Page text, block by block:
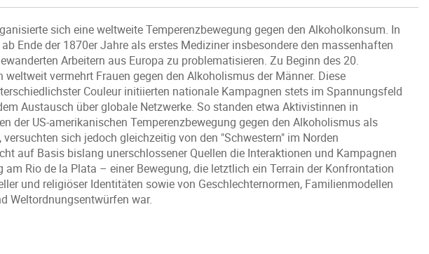
sich eine weltweite Temperenzbewegung gegen den Alkoholkonsum. In
Ende der 1870er Jahre als erstes Mediziner insbesondere den massenhaften
Arbeitern aus Europa zu problematisieren. Zu Beginn des 20.
vermehrt Frauen gegen den Alkoholismus der Männer. Diese
Couleur initiierten nationale Kampagnen stets im Spannungsfeld
Austausch über globale Netzwerke. So standen etwa Aktivistinnen in
der US-amerikanischen Temperenzbewegung gegen den Alkoholismus als
sich jedoch gleichzeitig von den "Schwestern" im Norden
auf Basis bislang unerschlossener Quellen die Interaktionen und Kampagnen
am Rio de la Plata – einer Bewegung, die letztlich ein Terrain der Konfrontation
und religiöser Identitäten sowie von Geschlechternormen, Familienmodellen
Weltordnungsentwürfen war.